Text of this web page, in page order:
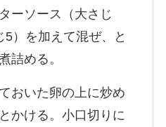
ーソース（大さじ
5）を加えて混ぜ、と
詰める。
おいた卵の上に炒め
かける。小口切りに